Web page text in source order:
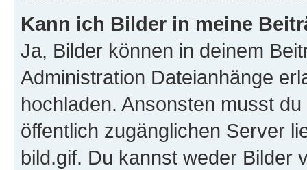
Kann ich Bilder in meine
Ja, Bilder können in deinem
Administration Dateianhänge
hochladen. Ansonsten musst
öffentlich zugänglichen Server
bild.gif. Du kannst weder Bilder